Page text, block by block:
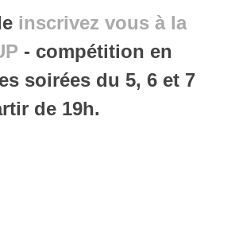
inscrivez vous à la
- compétition en
soirées du 5, 6 et 7
de 19h.